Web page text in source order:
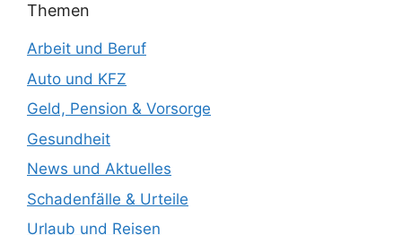
Themen
Arbeit und Beruf
Auto und KFZ
Geld, Pension & Vorsorge
Gesundheit
News und Aktuelles
Schadenfälle & Urteile
Urlaub und Reisen